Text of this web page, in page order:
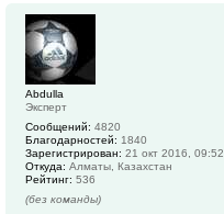
Abdulla
Эксперт
Сообщений: 4820
Благодарностей: 1840
Зарегистрирован: 21 окт 2016, 09:52
Откуда: Алматы, Казахстан
Рейтинг: 536
(без команды)